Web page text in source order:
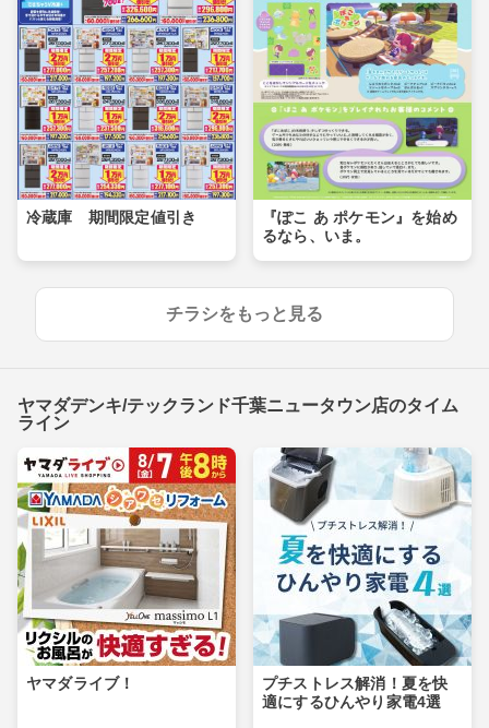
冷蔵庫 期間限定値引き
『ぽこ あ ポケモン』を始め
るなら、いま。
チラシをもっと見る
ヤマダデンキ/テックランド千葉ニュータウン店のタイム
ライン
ヤマダライブ！
プチストレス解消！夏を快
適にするひんやり家電4選